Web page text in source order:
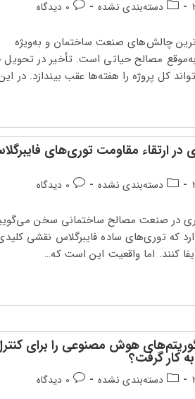
دسته‌بندی
دسته‌بندی نشده
دیدگاه‌های
0 دیدگاه
چالش‌های صنعت ساختمان و به‌ویژه
به‌موقع مصالح حیاتی است. تأخیر در
کل پروژه را هفته‌ها عقب بیندازد. در
در ارتقاء مقاومت توری‌های
دسته‌بندی
دسته‌بندی نشده
دیدگاه‌های
0 دیدگاه
در صنعت مصالح ساختمانی سخن
که توری‌های ساده فایبرگلاس نقشی
کنند. اما واقعیت این است که…
هوش مصنوعی را برای
کار گرفت؟
دسته‌بندی
دسته‌بندی نشده
دیدگاه‌های
0 دیدگاه